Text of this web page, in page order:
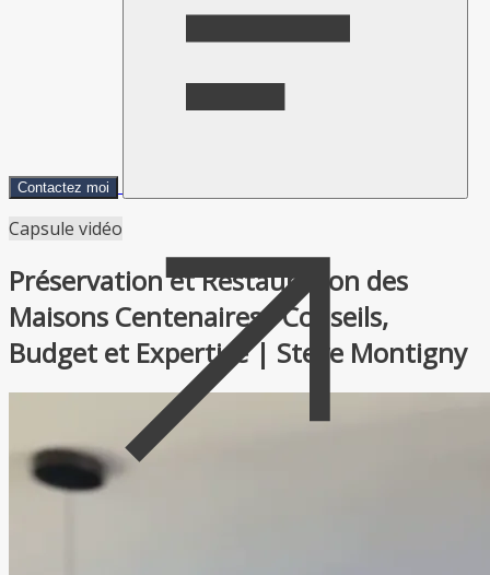
Contactez moi
Capsule vidéo
Préservation et Restauration des
Maisons Centenaires : Conseils,
Budget et Expertise | Steve Montigny